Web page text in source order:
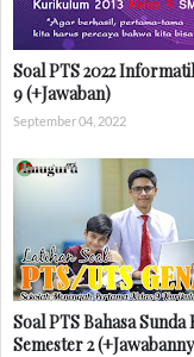
Soal PTS 2022
9 (+Jawaban)
September 04, 2022
Soal PTS Bahasa Sunda
Semester 2